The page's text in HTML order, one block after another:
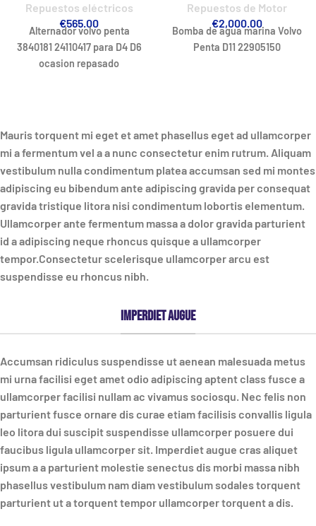
Repuestos eléctricos
€565.00
Alternador volvo penta
3840181 24110417 para D4 D6
ocasion repasado
Repuestos de Motor
€2,000.00
Bomba de agua marina Volvo
Penta D11 22905150
Mauris torquent mi eget et amet phasellus eget ad ullamcorper
mi a fermentum vel a a nunc consectetur enim rutrum. Aliquam
vestibulum nulla condimentum platea accumsan sed mi montes
adipiscing eu bibendum ante adipiscing gravida per consequat
gravida tristique litora nisi condimentum lobortis elementum.
Ullamcorper ante fermentum massa a dolor gravida parturient
id a adipiscing neque rhoncus quisque a ullamcorper
tempor.Consectetur scelerisque ullamcorper arcu est
suspendisse eu rhoncus nibh.
Imperdiet augue
Accumsan ridiculus suspendisse ut aenean malesuada metus
mi urna facilisi eget amet odio adipiscing aptent class fusce a
ullamcorper facilisi nullam ac vivamus sociosqu. Nec felis non
parturient fusce ornare dis curae etiam facilisis convallis ligula
leo litora dui suscipit suspendisse ullamcorper posuere dui
faucibus ligula ullamcorper sit. Imperdiet augue cras aliquet
ipsum a a parturient molestie senectus dis morbi massa nibh
phasellus vestibulum nam diam vestibulum sodales torquent
parturient ut a torquent tempor ullamcorper torquent a dis.